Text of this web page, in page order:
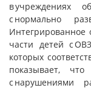
в учреждениях
с нормально
части детей с
которых
показывает,
с нарушениями